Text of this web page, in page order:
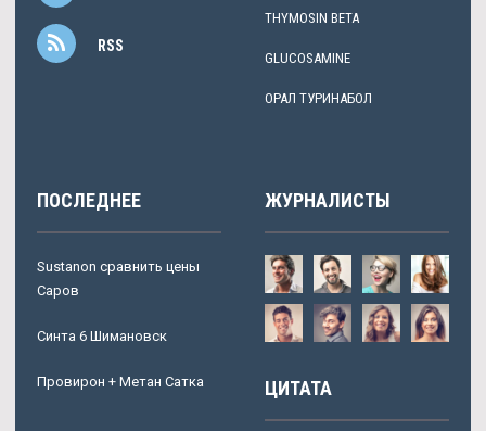
RSS
THYMOSIN BETA
GLUCOSAMINE
ОРАЛ ТУРИНАБОЛ
ПОСЛЕДНЕЕ
Sustanon сравнить цены
Саров
Синта 6 Шимановск
Провирон + Метан Сатка
ЖУРНАЛИСТЫ
ЦИТАТА